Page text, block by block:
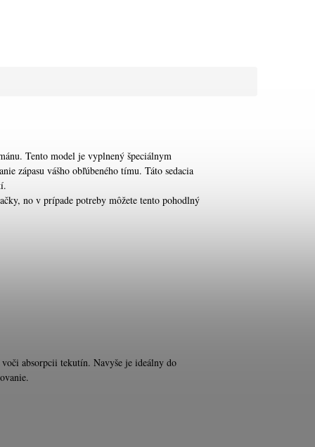
Tento model je vyplnený špeciálnym
zápasu vášho obľúbeného tímu. Táto sedacia
no v prípade potreby môžete tento pohodlný
absorpcii tekutín. Navyše je ideálny do